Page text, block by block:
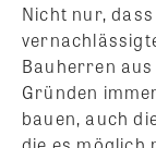
Nicht nur,
Bauherren
Gründen
bauen, auch